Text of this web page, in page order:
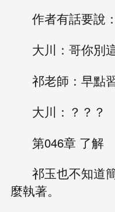
作者有話要說：
大川：哥你別
祁老師：早點
大川：？？？
第046章 了解
祁玉也不知道
麼執著。